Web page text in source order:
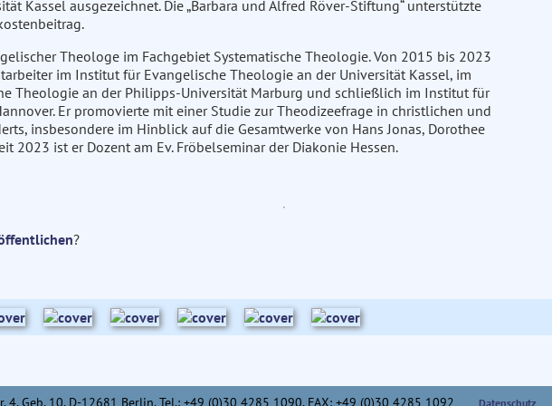
Kassel ausgezeichnet. Die „Barbara und Alfred Röver-Stiftung“ unterstützte
Theologe im Fachgebiet Systematische Theologie. Von 2015 bis 2023
im Institut für Evangelische Theologie an der Universität Kassel, im
Theologie an der Philipps-Universität Marburg und schließlich im Institut für
Er promovierte mit einer Studie zur Theodizeefrage in christlichen und
insbesondere im Hinblick auf die Gesamtwerke von Hans Jonas, Dorothee
2023 ist er Dozent am Ev. Fröbelseminar der Diakonie Hessen.
?
4, Geb. 10, D-12681 Berlin, Tel.: +49 (0)30 4285 1090, FAX: +49 (0)30 4285 1092 Datenschutz